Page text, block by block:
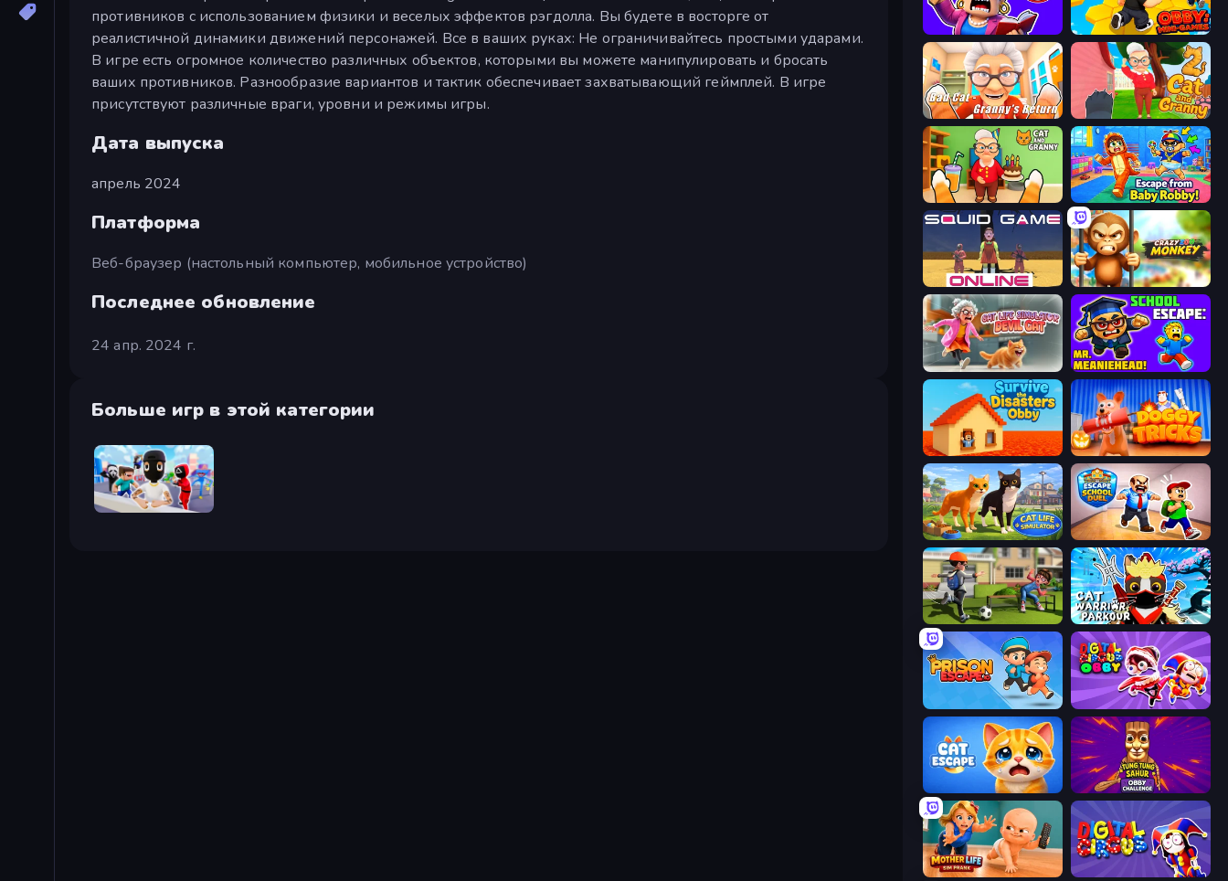
противников с использованием физики и веселых эффектов рэгдолла. Вы будете в восторге от
реалистичной динамики движений персонажей. Все в ваших руках: Не ограничивайтесь простыми ударами.
В игре есть огромное количество различных объектов, которыми вы можете манипулировать и бросать
ваших противников. Разнообразие вариантов и тактик обеспечивает захватывающий геймплей. В игре
присутствуют различные враги, уровни и режимы игры.
Дата выпуска
апрель 2024
Платформа
Веб-браузер (настольный компьютер, мобильное устройство)
Последнее обновление
24 апр. 2024 г.
Больше игр в этой категории
Mr. Dude: Online Multiverse Challenge
Obby: Mini-Games
Bad Cat - Granny's Return Cat and Granny 2
Cat and Granny Escape From Baby Robby!
Squid Game Online Crazy Zoo Monkey
Cat Life Simulator: Devil Cat
Survive the Disasters: Obby Doggy Tricks
Cat Life Simulator 3D Escape School Duel
The Prank King Cat Warrior Parkour
Prison Escape.io Digital Circus: Obby
Cat Escape Tung Tung Sahur: Obby Challenge
Mother Life Simulator: Prank Digital Circus: Parkour Game